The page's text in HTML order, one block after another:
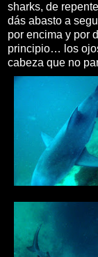
sharks, de
dás abasto a
por encima y por
principio… los
cabeza que no